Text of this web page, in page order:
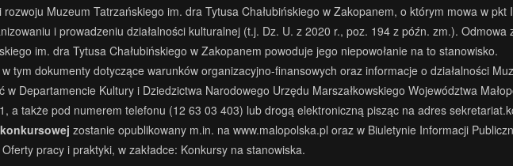
Muzeum Tatrzańskiego im. dra Tytusa Chałubińskiego w Zakopanem, o którym mowa w
i prowadzeniu działalności kulturalnej (t.j. Dz. U. z 2020 r., poz. 194 z późn. zm.).
im. dra Tytusa Chałubińskiego w Zakopanem powoduje jego niepowołanie na to stanowisko.
w tym dokumenty dotyczące warunków organizacyjno-finansowych oraz informacje o działalności
w Departamencie Kultury i Dziedzictwa Narodowego Urzędu Marszałkowskiego Województwa
a także pod numerem telefonu (12 63 03 403) lub drogą elektroniczną pisząc na adres
zostanie opublikowany m.in. na www.malopolska.pl oraz w Biuletynie Informacji
pracy i praktyki, w zakładce: Konkursy na stanowiska.